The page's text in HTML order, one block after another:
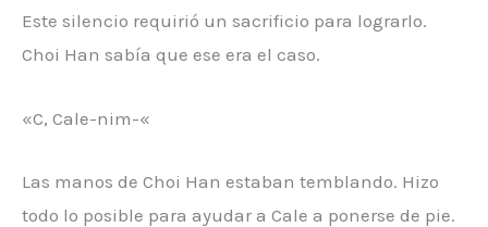
Este silencio requirió un sacrificio para lograrlo.
Choi Han sabía que ese era el caso.
«C, Cale-nim-«
Las manos de Choi Han estaban temblando. Hizo
todo lo posible para ayudar a Cale a ponerse de pie.